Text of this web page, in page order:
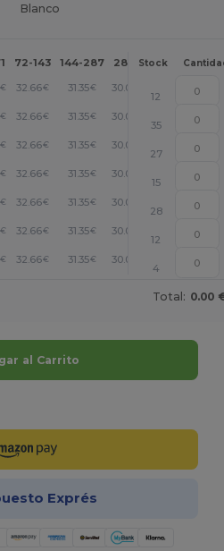
Blanco
72-143 144-287 288 + Más
Stock
€ 32.66€ 31.35€ 30.04 +
12
€ 32.66€ 31.35€ 30.04 +
35
€ 32.66€ 31.35€ 30.04 +
27
€ 32.66€ 31.35€ 30.04 +
15
€ 32.66€ 31.35€ 30.04 +
28
€ 32.66€ 31.35€ 30.04 +
12
€ 32.66€ 31.35€ 30.04
4
Total: 0.00
al Carrito
Exprés